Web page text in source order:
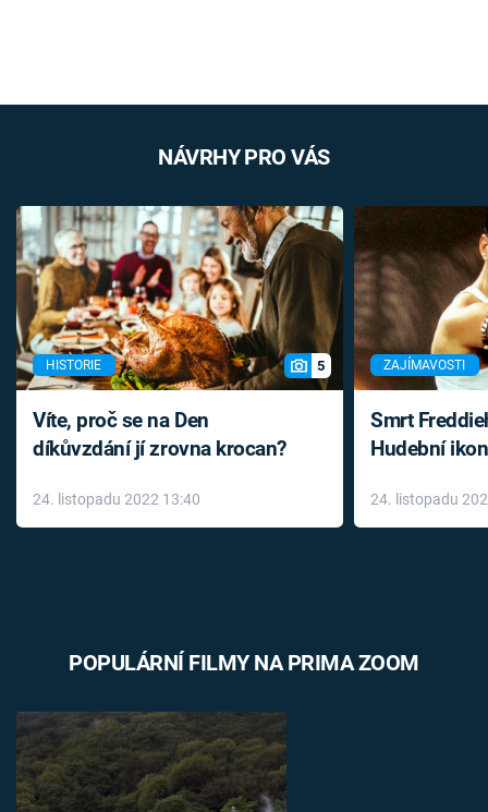
NÁVRHY PRO VÁS
HISTORIE 5
Víte, proč se na Den
díkůvzdání jí zrovna krocan?
24. listopadu 2022 13:40
ZAJÍMAVOSTI
Smrt
Hudební
léky
24. listopadu
POPULÁRNÍ FILMY NA PRIMA ZOOM